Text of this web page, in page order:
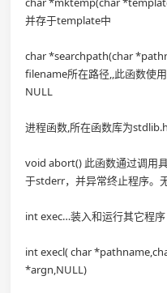
并存于template中
char *searchpath(char
filename所在路径,,此函数使
NULL
进程函数,所在函数库为
void abort() 此函数通过调用
于stderr，并异常终止程序。
int exec…装入和运行其它程序
int execl( char
*argn,NULL)